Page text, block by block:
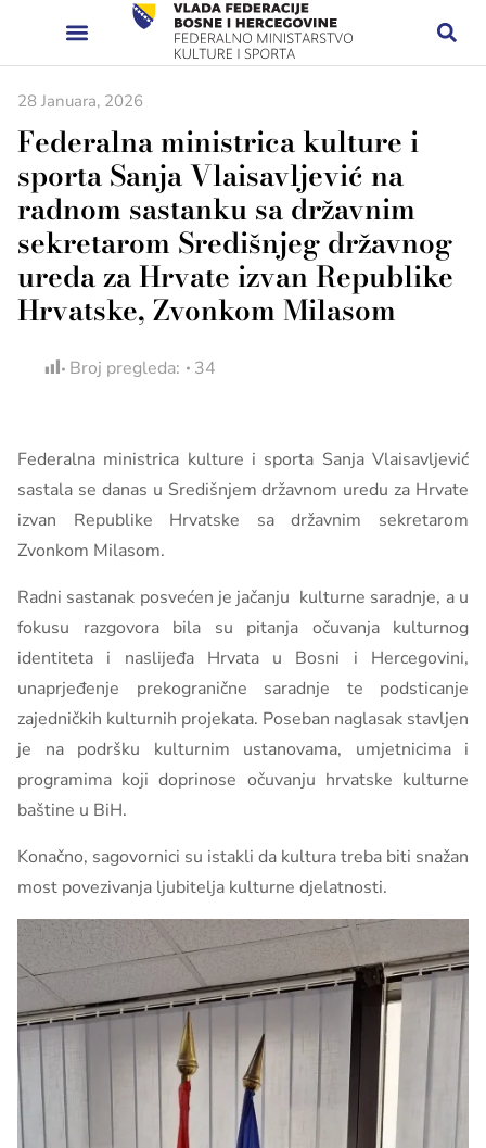
28 Januara, 2026
Federalna ministrica kulture i
sporta Sanja Vlaisavljević na
radnom sastanku sa državnim
sekretarom Središnjeg državnog
ureda za Hrvate izvan Republike
Hrvatske, Zvonkom Milasom
Broj pregleda: 34
Federalna ministrica kulture i sporta Sanja Vlaisavljević
sastala se danas u Središnjem državnom uredu za Hrvate
izvan Republike Hrvatske sa državnim sekretarom
Zvonkom Milasom.
Radni sastanak posvećen je jačanju kulturne saradnje, a u
fokusu razgovora bila su pitanja očuvanja kulturnog
identiteta i naslijeđa Hrvata u Bosni i Hercegovini,
unaprjeđenje prekogranične saradnje te podsticanje
zajedničkih kulturnih projekata. Poseban naglasak stavljen
je na podršku kulturnim ustanovama, umjetnicima i
programima koji doprinose očuvanju hrvatske kulturne
baštine u BiH.
Konačno, sagovornici su istakli da kultura treba biti snažan
most povezivanja ljubitelja kulturne djelatnosti.